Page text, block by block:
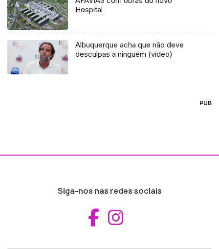
Hospital
Albuquerque acha que não deve
desculpas a ninguém (vídeo)
PUB
Siga-nos nas redes sociais
Aceder ao